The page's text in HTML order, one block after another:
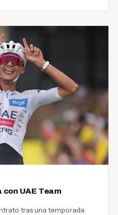
UAE Team
tras una temporada